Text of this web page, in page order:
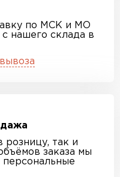
по МСК и МО
нашего склада в
так и
заказа мы
персональные